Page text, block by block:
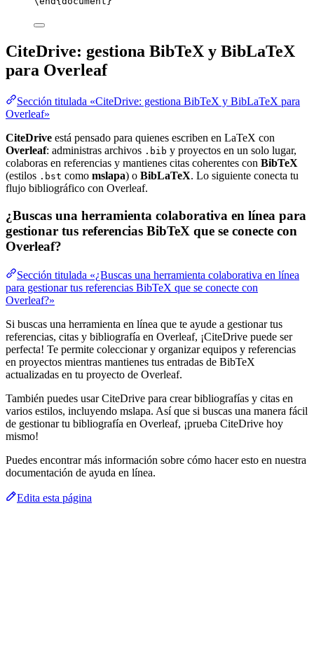
CiteDrive: gestiona BibTeX y BibLaTeX
para Overleaf
Sección titulada «CiteDrive: gestiona BibTeX y BibLaTeX para
Overleaf»
CiteDrive está pensado para quienes escriben en LaTeX con
Overleaf: administras archivos .bib y proyectos en un solo lugar,
colaboras en referencias y mantienes citas coherentes con BibTeX
(estilos .bst como mslapa) o BibLaTeX. Lo siguiente conecta tu
flujo bibliográfico con Overleaf.
¿Buscas una herramienta colaborativa en línea para
gestionar tus referencias BibTeX que se conecte con
Overleaf?
Sección titulada «¿Buscas una herramienta colaborativa en línea
para gestionar tus referencias BibTeX que se conecte con
Overleaf?»
Si buscas una herramienta en línea que te ayude a gestionar tus
referencias, citas y bibliografía en Overleaf, ¡CiteDrive puede ser
perfecta! Te permite coleccionar y organizar equipos y referencias
en proyectos mientras mantienes tus entradas de BibTeX
actualizadas en tu proyecto de Overleaf.
También puedes usar CiteDrive para crear bibliografías y citas en
varios estilos, incluyendo mslapa. Así que si buscas una manera fácil
de gestionar tu bibliografía en Overleaf, ¡prueba CiteDrive hoy
mismo!
Puedes encontrar más información sobre cómo hacer esto en nuestra
documentación de ayuda en línea.
Edita esta página